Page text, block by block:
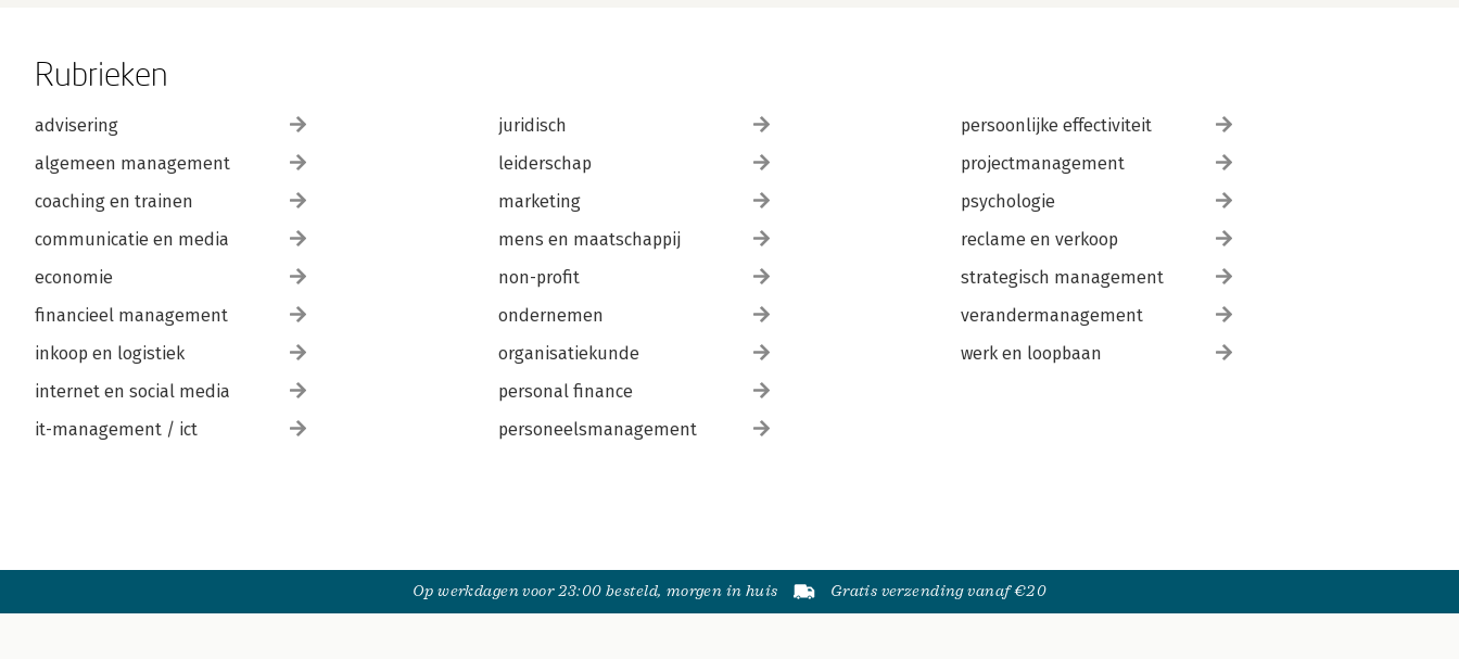
Rubrieken
advisering
algemeen management
coaching en trainen
communicatie en media
economie
financieel management
inkoop en logistiek
internet en social media
it-management / ict
juridisch
leiderschap
marketing
mens en maatschappij
non-profit
ondernemen
organisatiekunde
personal finance
personeelsmanagement
persoonlijke effectiviteit
projectmanagement
psychologie
reclame en verkoop
strategisch management
verandermanagement
werk en loopbaan
Op werkdagen voor 23:00 besteld, morgen in huis Gratis verzending vanaf €20